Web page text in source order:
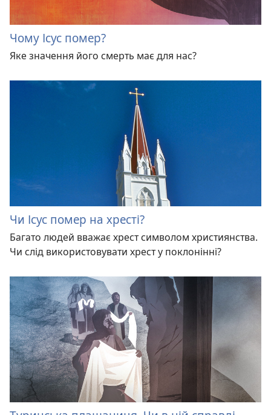
Чому Ісус помер?
Яке значення його смерть має для нас?
Чи Ісус помер на хресті?
Багато людей вважає хрест символом християнства.
Чи слід використовувати хрест у поклонінні?